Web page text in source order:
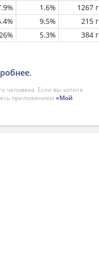
1.6%
1267 г
9.5%
215 г
5.3% 384 г
.
человека. Если вы хотите
приложением «Мой